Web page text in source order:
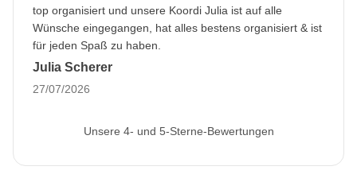
top organisiert und unsere Koordi Julia ist auf alle
Wünsche eingegangen, hat alles bestens organisiert & ist
für jeden Spaß zu haben.
Julia Scherer
27/07/2026
Unsere 4- und 5-Sterne-Bewertungen